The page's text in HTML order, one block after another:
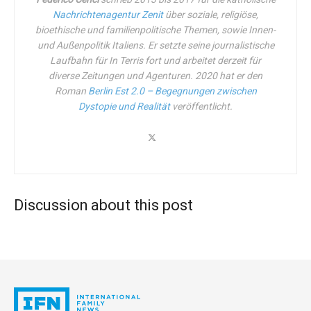
Maßnahme anzustoßen. „Ab dem 1. September muss man
im Besitz des so genannten ‚grünen Passes‘ sein, um
italienische Universitäten zu besuchen, Prüfungen
abzulegen und Vorlesungen zu besuchen“, heißt es in dem
Text. „Diese Forderung gilt für Lehrkräfte, technisches,
Verwaltungs- und Bibliothekspersonal sowie für
Sie sind nicht „No Vax“.
freien Stücken für die COVID-19-Impfung entschieden,
Nachrichtenagentur Zenitüber soziale, religiöse,
bioethische und familienpolitische Themen, sowie Innen-
und Außenpolitik Italiens. Er setzte seine journalistische
Laufbahn fürIn Terrisfort und arbeitet derzeit für
diverse Zeitungen und Agenturen. 2020 hat er den
Roman Berlin Est 2.0 – Begegnungen zwischen
Dystopie und Realität veröffentlicht.
Discussion about this post